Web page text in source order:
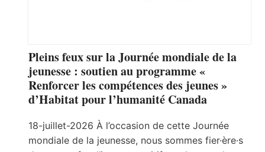
Pleins feux sur la Journée mondiale de la
jeunesse : soutien au programme «
Renforcer les compétences des jeunes »
d’Habitat pour l’humanité Canada
18-juillet-2026 À l’occasion de cette Journée
mondiale de la jeunesse, nous sommes fier·ère·s